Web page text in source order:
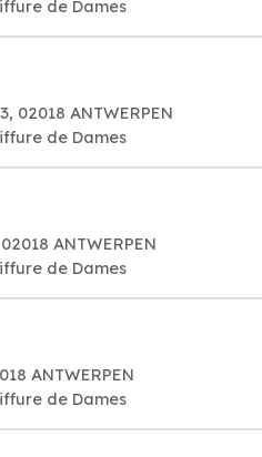
de Dames
02018 ANTWERPEN
de Dames
ANTWERPEN
de Dames
ANTWERPEN
de Dames